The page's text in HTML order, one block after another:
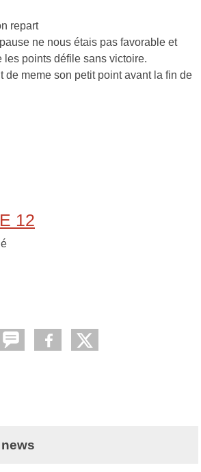
repart
ne nous étais pas favorable et
les points défile sans victoire.
de meme son petit point avant la fin de
12